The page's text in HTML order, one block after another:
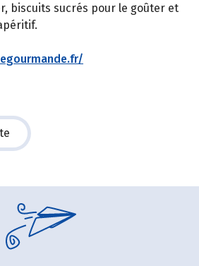
biscuits sucrés pour le goûter et